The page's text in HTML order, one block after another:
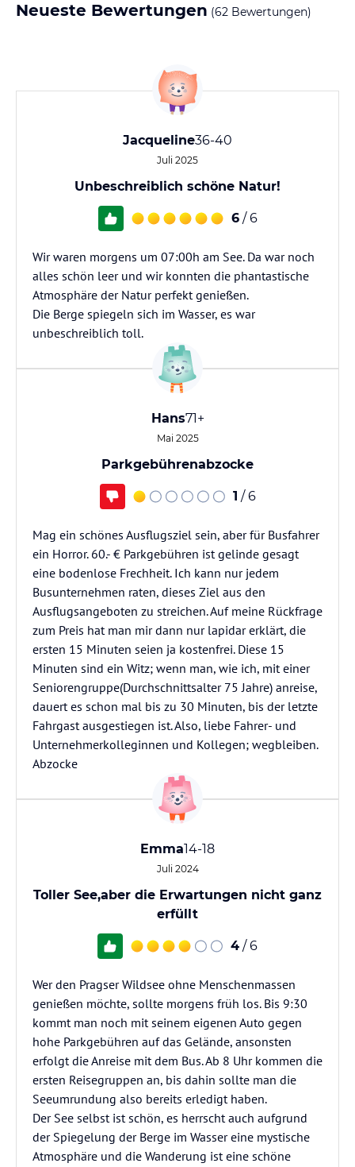
Neueste Bewertungen (62 Bewertungen)
Jacqueline36-40
Juli 2025
Unbeschreiblich schöne Natur!
6 / 6
Wir waren morgens um 07:00h am See. Da war noch
alles schön leer und wir konnten die phantastische
Atmosphäre der Natur perfekt genießen.
Die Berge spiegeln sich im Wasser, es war
unbeschreiblich toll.
Hans71+
Mai 2025
Parkgebührenabzocke
1 / 6
Mag ein schönes Ausflugsziel sein, aber für Busfahrer
ein Horror. 60.- € Parkgebühren ist gelinde gesagt
eine bodenlose Frechheit. Ich kann nur jedem
Busunternehmen raten, dieses Ziel aus den
Ausflugsangeboten zu streichen. Auf meine Rückfrage
zum Preis hat man mir dann nur lapidar erklärt, die
ersten 15 Minuten seien ja kostenfrei. Diese 15
Minuten sind ein Witz; wenn man, wie ich, mit einer
Seniorengruppe(Durchschnittsalter 75 Jahre) anreise,
dauert es schon mal bis zu 30 Minuten, bis der letzte
Fahrgast ausgestiegen ist. Also, liebe Fahrer- und
Unternehmerkolleginnen und Kollegen; wegbleiben.
Abzocke
Emma14-18
Juli 2024
Toller See,aber die Erwartungen nicht ganz
erfüllt
4 / 6
Wer den Pragser Wildsee ohne Menschenmassen
genießen möchte, sollte morgens früh los. Bis 9:30
kommt man noch mit seinem eigenen Auto gegen
hohe Parkgebühren auf das Gelände, ansonsten
erfolgt die Anreise mit dem Bus. Ab 8 Uhr kommen die
ersten Reisegruppen an, bis dahin sollte man die
Seeumrundung also bereits erledigt haben.
Der See selbst ist schön, es herrscht auch aufgrund
der Spiegelung der Berge im Wasser eine mystische
Atmosphäre und die Wanderung ist eine schöne